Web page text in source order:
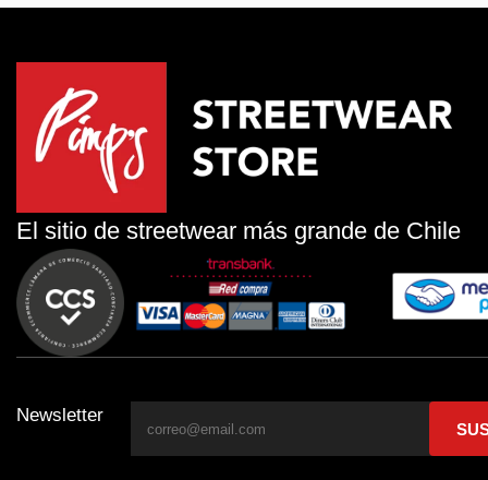
El sitio de streetwear más grande de Chile
Newsletter